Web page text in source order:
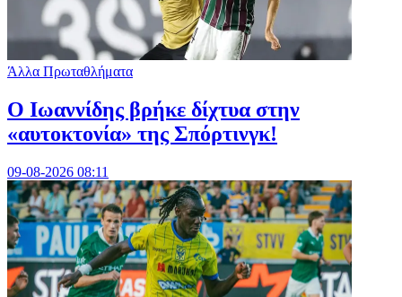
Άλλα Πρωταθλήματα
Ο Ιωαννίδης βρήκε δίχτυα στην
«αυτοκτονία» της Σπόρτινγκ!
09-08-2026 08:11